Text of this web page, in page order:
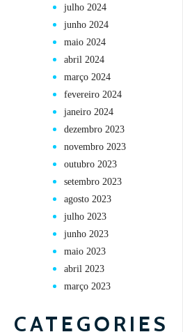
julho 2024
junho 2024
maio 2024
abril 2024
março 2024
fevereiro 2024
janeiro 2024
dezembro 2023
novembro 2023
outubro 2023
setembro 2023
agosto 2023
julho 2023
junho 2023
maio 2023
abril 2023
março 2023
CATEGORIES